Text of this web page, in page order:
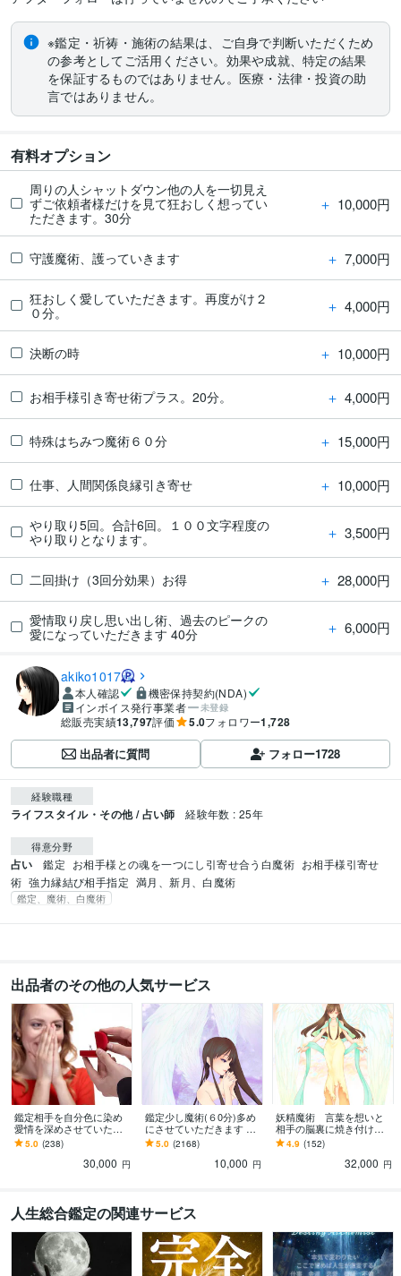
※鑑定・祈祷・施術の結果は、ご自身で判断いただくため
の参考としてご活用ください。効果や成就、特定の結果
を保証するものではありません。医療・法律・投資の助
言ではありません。
有料オプション
周りの人シャットダウン他の人を一切見え
ずご依頼者様だけを見て狂おしく想ってい
ただきます。30分
＋ 10,000円
守護魔術、護っていきます ＋ 7,000円
狂おしく愛していただきます。再度がけ２
０分。
＋ 4,000円
決断の時 ＋ 10,000円
お相手様引き寄せ術プラス。20分。 ＋ 4,000円
特殊はちみつ魔術６０分 ＋ 15,000円
仕事、人間関係良縁引き寄せ ＋ 10,000円
やり取り5回。合計6回。１００文字程度の
やり取りとなります。
＋ 3,500円
二回掛け（3回分効果）お得 ＋ 28,000円
愛情取り戻し思い出し術、過去のピークの
愛になっていただきます 40分
＋ 6,000円
akiko1017
本人確認
機密保持契約(NDA)
インボイス発行事業者
未登録
総販売実績13,797評価 5.0フォロワー1,728
出品者に質問 フォロー1728
経験職種
ライフスタイル・その他 / 占い師 経験年数 : 25年
得意分野
占い 鑑定 お相手様との魂を一つにし引寄せ合う白魔術 お相手様引寄せ
術 強力縁結び相手指定 満月、新月、白魔術
鑑定、魔術、白魔術
出品者のその他の人気サービス
鑑定相手を自分色に染め
愛情を深めさせていただ
きます 相手との価値観が
あえば愛情も深まります
5.0 (238)
30,000 円
鑑定少し魔術(６0分)多め
にさせていただきます 鑑
定は少し魔術メインをご
希望の方にお勧めです。
5.0 (2168)
10,000 円
妖精魔術 言葉を想いと
相手の脳裏に焼き付けま
す メッセージそのまま相
手に刺激し焼き付け伝え
想い溢れさせます
4.9 (152)
32,000 円
人生総合鑑定の関連サービス